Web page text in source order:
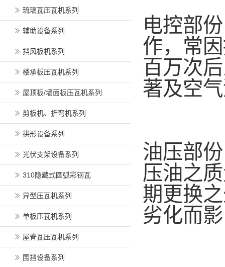
电控部
作，常
百万次
著及空
油压部
压油之
期更换
劣化而
琉璃瓦压瓦机系列
辅助设备系列
挡风板机系列
楼承板压瓦机系列
屋顶板/墙面板压瓦机系列
剪板机、折弯机系列
拱形设备系列
光伏支架设备系列
310隐藏式圆弧彩钢瓦
异型压瓦机系列
单板压瓦机系列
屋脊瓦压瓦机系列
围挡设备系列